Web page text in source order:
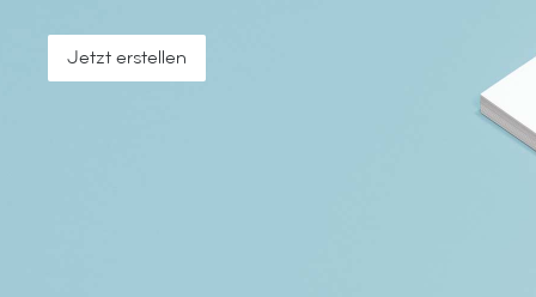
Jetzt erstellen